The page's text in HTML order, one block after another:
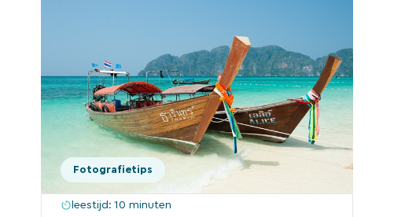
Fotografietips
leestijd: 10 minuten